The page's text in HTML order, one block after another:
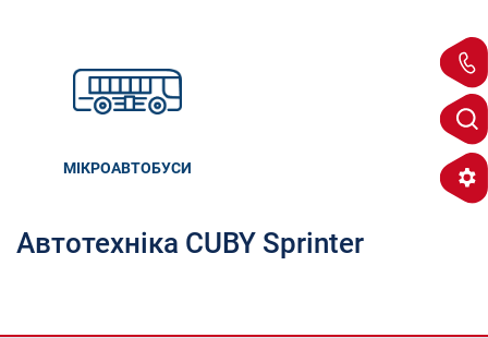
МІКРОАВТОБУСИ
Автотехніка CUBY Sprinter